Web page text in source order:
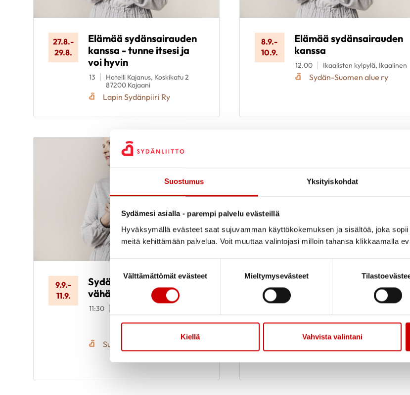
Suostumus Yksityiskohdat
Sydämesi asialla - parempi palvelu evästeillä
Hyväksymällä evästeet saat sujuvamman käyttökokemuksen ja sisältöä, joka
meitä kehittämään palvelua. Voit muuttaa valintojasi milloin tahansa klikkaamalla
Välttämättömät evästeet
Mieltymysevästeet
Kiellä Vahvista valintani
27.8.-
29.8.
Elämää sydänsairauden
kanssa - tunne itsesi ja
voi hyvin
13
Hotelli Kajanus, Koskikatu 2
87200 Kajaani
Lapin Sydänpiiri Ry
8.9.-
10.9.
Elämää sydänsairauden
kanssa
12.00 Ikaalisten kylpylä, Ikaalinen
Sydän-Suomen alue ry
9.9.-
11.9.
Sydänkurssi
vähävaraisille
11:30
hyvinvointikeskus
Seiskarinkatu 35, 20900
Suomen Sydänliitto ry
16.9.-
18.9.
Elämää sydänsairauden
kanssa – tunne itsesi ja
12.00
Kunnonpaikka Jokiharjuntie
Savon Sydänalue Ry